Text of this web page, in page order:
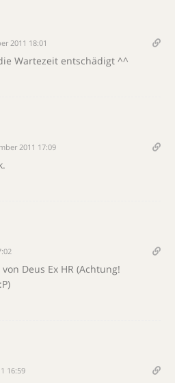
2011 18:01
Wartezeit entschädigt ^^
2011 17:09
Deus Ex HR (Achtung!
16:59